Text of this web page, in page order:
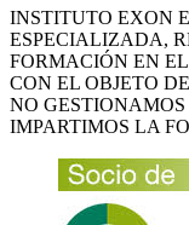
INSTITUTO EXON
ESPECIALIZADA,
FORMACIÓN EN
CON EL OBJETO
NO
IMPARTIMOS LA